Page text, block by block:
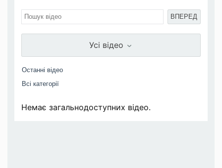
ВПЕРЕД
Усі відео
Немає загальнодоступних відео.